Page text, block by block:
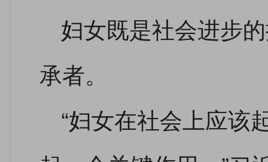
妇女既是社会进步
承者。
“妇女在社会上应该